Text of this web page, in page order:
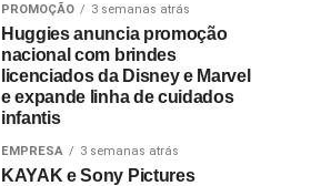
PROMOÇÃO 3 semanas atrás
Huggies anuncia promoção
nacional com brindes
licenciados da Disney e Marvel
e expande linha de cuidados
infantis
EMPRESA 3 semanas atrás
KAYAK e Sony Pictures